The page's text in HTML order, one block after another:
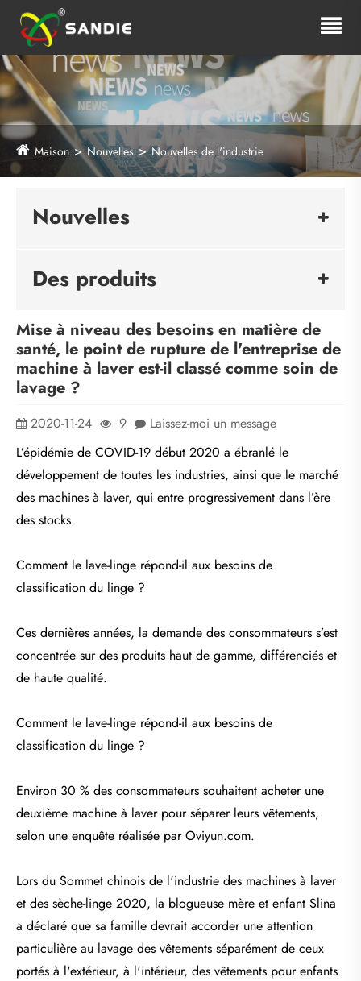
Maison Nouvelles Nouvelles de l'industrie
Nouvelles
Des produits
Mise à niveau des besoins en matière de
santé, le point de rupture de l'entreprise de
machine à laver est-il classé comme soin de
lavage ?
2020-11-24 9
Laissez-moi un message
L’épidémie de COVID-19 début 2020 a ébranlé le
développement de toutes les industries, ainsi que le marché
des machines à laver, qui entre progressivement dans l’ère
des stocks.
Comment le lave-linge répond-il aux besoins de
classification du linge ?
Ces dernières années, la demande des consommateurs s’est
concentrée sur des produits haut de gamme, différenciés et
de haute qualité.
Comment le lave-linge répond-il aux besoins de
classification du linge ?
Environ 30 % des consommateurs souhaitent acheter une
deuxième machine à laver pour séparer leurs vêtements,
selon une enquête réalisée par Oviyun.com.
Lors du Sommet chinois de l'industrie des machines à laver
et des sèche-linge 2020, la blogueuse mère et enfant Slina
a déclaré que sa famille devrait accorder une attention
particulière au lavage des vêtements séparément de ceux
portés à l'extérieur, à l'intérieur, des vêtements pour enfants